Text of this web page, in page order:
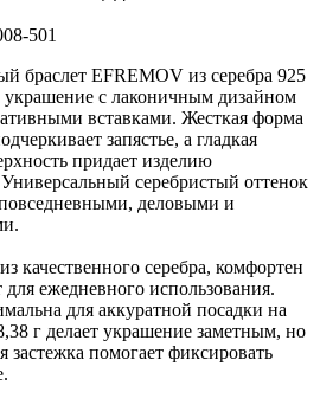
501
браслет EFREMOV из серебра 925
с лаконичным дизайном
вставками. Жесткая форма
запястье, а гладкая
придает изделию
серебристый оттенок
повседневными, деловыми и
качественного серебра, комфортен
ежедневного использования.
для аккуратной посадки на
г делает украшение заметным, но
помогает фиксировать